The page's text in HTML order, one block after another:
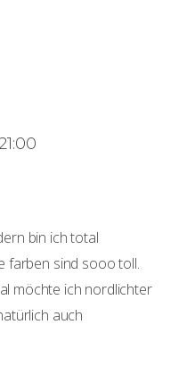
bin ich total
farben sind sooo toll.
möchte ich nordlichter
auch